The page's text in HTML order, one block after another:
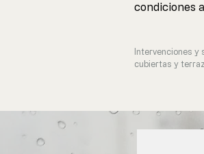
condiciones
Intervenciones y
cubiertas y